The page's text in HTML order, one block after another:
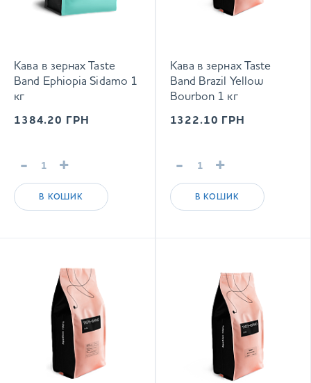
Кава в зернах Taste
Band Ephiopia Sidamo 1
кг
1384.20 ГРН
- +
В КОШИК
Кава в зернах Taste
Band Brazil Yellow
Bourbon 1 кг
1322.10 ГРН
- +
В КОШИК